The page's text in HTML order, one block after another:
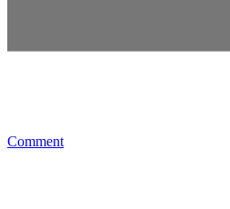
Comment